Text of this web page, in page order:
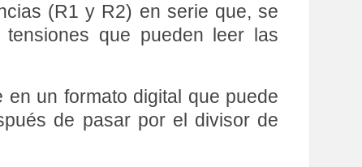
(R1 y R2) en serie que, se
que pueden leer las
un formato digital que puede
de pasar por el divisor de